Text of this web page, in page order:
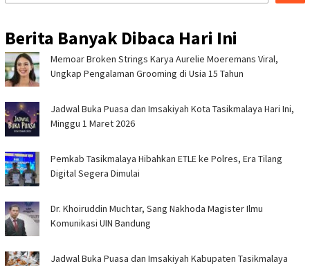
Berita Banyak Dibaca Hari Ini
Memoar Broken Strings Karya Aurelie Moeremans Viral,
Ungkap Pengalaman Grooming di Usia 15 Tahun
Jadwal Buka Puasa dan Imsakiyah Kota Tasikmalaya Hari Ini,
Minggu 1 Maret 2026
Pemkab Tasikmalaya Hibahkan ETLE ke Polres, Era Tilang
Digital Segera Dimulai
Dr. Khoiruddin Muchtar, Sang Nakhoda Magister Ilmu
Komunikasi UIN Bandung
Jadwal Buka Puasa dan Imsakiyah Kabupaten Tasikmalaya